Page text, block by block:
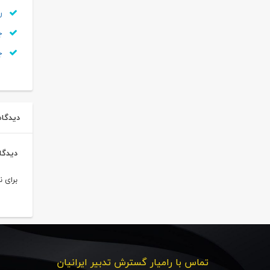
برای
تماس با رامیار گسترش تدبیر ایرانیان